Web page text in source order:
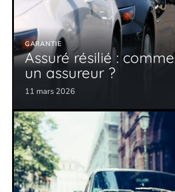
GARANTIE
Assuré résilié :
un assureur ?
11 mars 2026